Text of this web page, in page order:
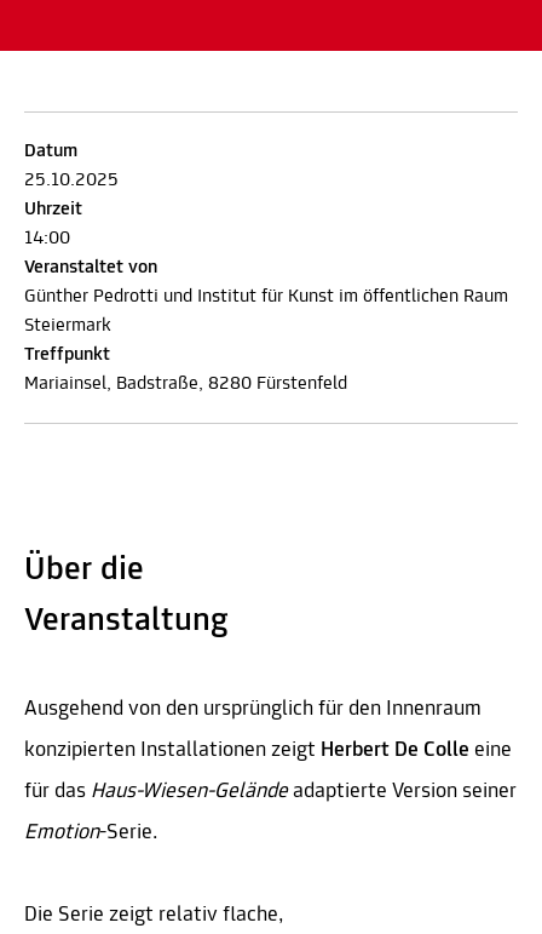
Datum
25.10.2025
Uhrzeit
14:00
Veranstaltet von
Günther Pedrotti und Institut für Kunst im öffentlichen Raum
Steiermark
Treffpunkt
Mariainsel, Badstraße, 8280 Fürstenfeld
Über die
Veranstaltung
Ausgehend von den ursprünglich für den Innenraum
konzipierten Installationen zeigt Herbert De Colle eine
für das Haus-Wiesen-Geländeadaptierte Version seiner
Emotion-Serie.
Die Serie zeigt relativ flache,